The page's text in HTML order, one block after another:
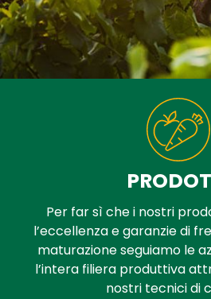
Per far sì che i nostri
l’eccellenza e garanzie di
maturazione seguiamo le
l’intera filiera produttiva
nostri tecnici di